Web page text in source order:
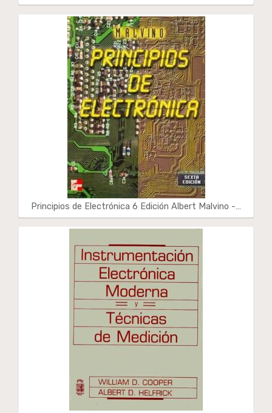
Principios de Electrónica 6 Edición Albert Malvino -…